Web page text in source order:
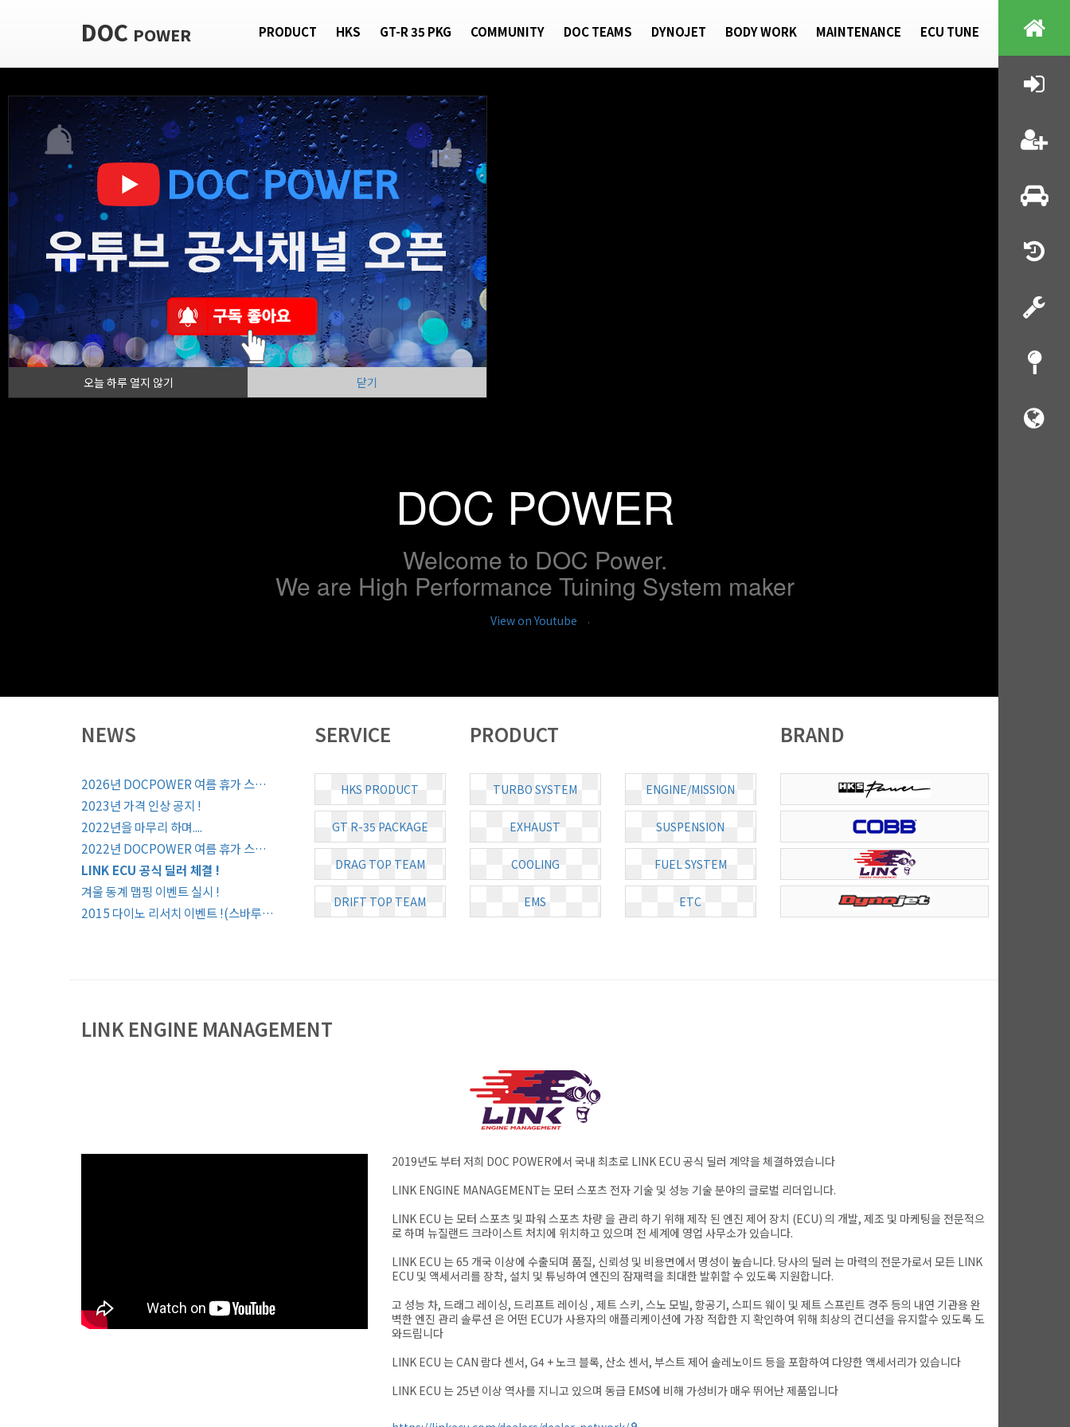
DOC POWER PRODUCT HKS GT-R 35 PKG COMMUNITY DOC TEAMS DYNOJET BODY WORK MAINTENANCE ECU TUNE
오늘 하루 열지 않기 닫기
DOC POWER
Welcome to DOC Power.
We are High Performance Tuining System maker
View on Youtube .
NEWS
2026년 DOCPOWER 여름 휴가 스…
2023년 가격 인상 공지 !
2022년을 마무리 하며....
2022년 DOCPOWER 여름 휴가 스…
LINK ECU 공식 딜러 체결 !
겨울 동계 맵핑 이벤트 실시 !
2015 다이노 리서치 이벤트 !(스바루…
SERVICE
HKS PRODUCT
GT R-35 PACKAGE
DRAG TOP TEAM
DRIFT TOP TEAM
PRODUCT
TURBO SYSTEM
EXHAUST
COOLING
EMS
ENGINE/MISSION
SUSPENSION
FUEL SYSTEM
ETC
BRAND
LINK ENGINE MANAGEMENT
2019년도 부터 저희 DOC POWER에서 국내 최초로 LINK ECU 공식 딜러 계약을 체결하였습니다
LINK ENGINE MANAGEMENT는 모터 스포츠 전자 기술 및 성능 기술 분야의 글로벌 리더입니다.
LINK ECU 는 모터 스포츠 및 파워 스포츠 차량 을 관리 하기 위해 제작 된 엔진 제어 장치 (ECU) 의 개발, 제조 및 마케팅을 전문적으
로 하며 뉴질랜드 크라이스트 처치에 위치하고 있으며 전 세계에 영업 사무소가 있습니다.
LINK ECU 는 65 개국 이상에 수출되며 품질, 신뢰성 및 비용면에서 명성이 높습니다. 당사의 딜러 는 마력의 전문가로서 모든 LINK
ECU 및 액세서리를 장착, 설치 및 튜닝하여 엔진의 잠재력을 최대한 발휘할 수 있도록 지원합니다.
고 성능 차, 드래그 레이싱, 드리프트 레이싱 , 제트 스키, 스노 모빌, 항공기, 스피드 웨이 및 제트 스프린트 경주 등의 내연 기관용 완
벽한 엔진 관리 솔루션 은 어떤 ECU가 사용자의 애플리케이션에 가장 적합한 지 확인하여 위해 최상의 컨디션을 유지할수 있도록 도
와드립니다
LINK ECU 는 CAN 람다 센서, G4 + 노크 블록, 산소 센서, 부스트 제어 솔레노이드 등을 포함하여 다양한 액세서리가 있습니다
LINK ECU 는 25년 이상 역사를 지니고 있으며 동급 EMS에 비해 가성비가 매우 뛰어난 제품입니다